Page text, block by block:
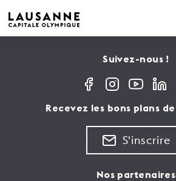
Suivez-nous !
Recevez les bons plans
S'inscrire
Nos partenaires